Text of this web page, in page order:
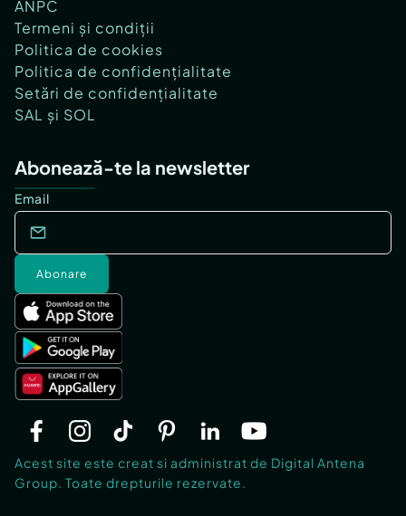
ANPC
Termeni și condiții
Politica de cookies
Politica de confidențialitate
Setări de confidențialitate
SAL și SOL
Abonează-te la newsletter
Email
Abonare
Acest site este creat si administrat de Digital Antena
Group. Toate drepturile rezervate.